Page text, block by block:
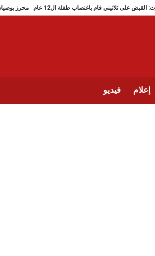
بنزرت: القبض على ثلاثيني قام باغتصاب طفلة ال12 عام
إعلام فيديو